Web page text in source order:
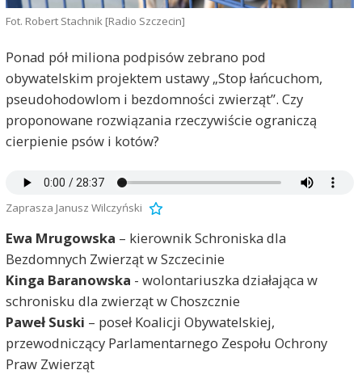
Fot. Robert Stachnik [Radio Szczecin]
Ponad pół miliona podpisów zebrano pod
obywatelskim projektem ustawy „Stop łańcuchom,
pseudohodowlom i bezdomności zwierząt”. Czy
proponowane rozwiązania rzeczywiście ograniczą
cierpienie psów i kotów?
Zaprasza Janusz Wilczyński
Ewa Mrugowska – kierownik Schroniska dla
Bezdomnych Zwierząt w Szczecinie
Kinga Baranowska - wolontariuszka działająca w
schronisku dla zwierząt w Choszcznie
Paweł Suski – poseł Koalicji Obywatelskiej,
przewodniczący Parlamentarnego Zespołu Ochrony
Praw Zwierząt